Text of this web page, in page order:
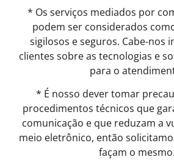
* Os serviços mediados por
podem ser considerados
sigilosos e seguros. Cabe-nos
clientes sobre as tecnologias e
para o
* É nosso dever tomar
procedimentos técnicos que
comunicação e que reduzam a
meio eletrônico, então
façam o mesmo.